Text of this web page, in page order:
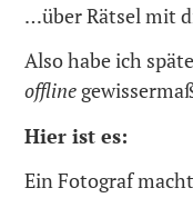
…über Rätsel mit
Also habe ich
offline
Hier ist es:
Ein Fotograf